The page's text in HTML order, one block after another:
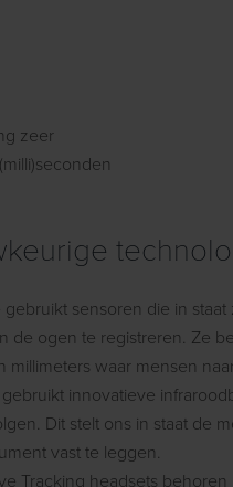
zeer
sensoren die in staat
de ogen te registreren. Ze
millimeters waar mensen
innovatieve
Dit stelt ons in staat de
vast te leggen.
Tracking headsets behoren